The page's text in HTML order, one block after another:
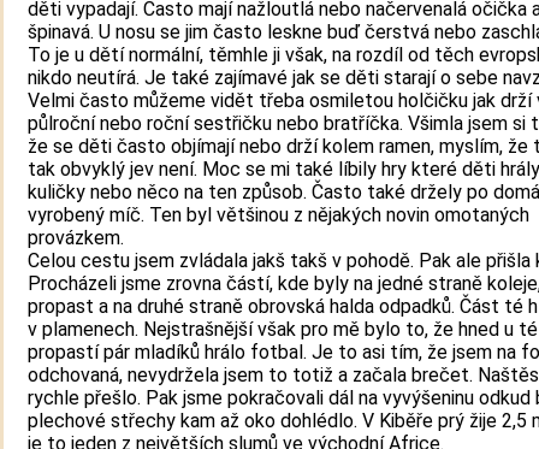
děti vypadají. Často mají nažloutlá nebo načervenalá očička
špinavá. U nosu se jim často leskne buď čerstvá nebo
To je u dětí normální, těmhle ji však, na rozdíl od těch
nikdo neutírá. Je také zajímavé jak se děti starají o sebe
Velmi často můžeme vidět třeba osmiletou holčičku jak drží
půlroční nebo roční sestřičku nebo bratříčka. Všimla jsem si
že se děti často objímají nebo drží kolem ramen, myslím, že
tak obvyklý jev není. Moc se mi také líbily hry které děti
kuličky nebo něco na ten způsob. Často také držely po
vyrobený míč. Ten byl většinou z nějakých novin omotaných
provázkem.
Celou cestu jsem zvládala jakš takš v pohodě. Pak ale přišla
Procházeli jsme zrovna částí, kde byly na jedné straně
propast a na druhé straně obrovská halda odpadků. Část té
v plamenech. Nejstrašnější však pro mě bylo to, že hned u
propastí pár mladíků hrálo fotbal. Je to asi tím, že jsem na
odchovaná, nevydržela jsem to totiž a začala brečet.
rychle přešlo. Pak jsme pokračovali dál na vyvýšeninu
plechové střechy kam až oko dohlédlo. V Kiběře prý žije 2,5
je to jeden z největších slumů ve východní Africe.